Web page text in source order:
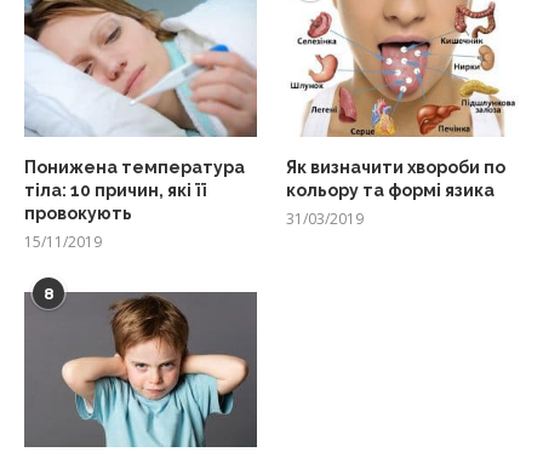
Понижена температура
тіла: 10 причин, які її
провокують
15/11/2019
Як визначити хвороби по
кольору та формі язика
31/03/2019
8